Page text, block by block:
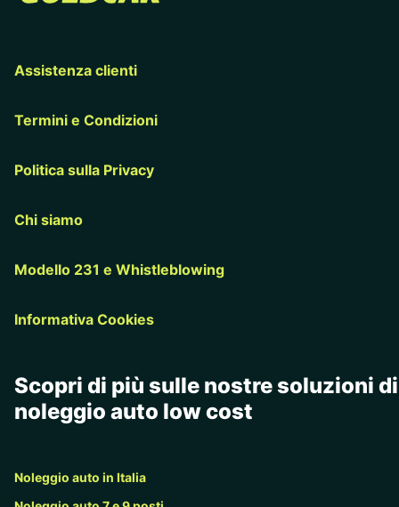
Assistenza clienti
Termini e Condizioni
Politica sulla Privacy
Chi siamo
Modello 231 e Whistleblowing
Informativa Cookies
Scopri di più sulle nostre soluzioni di
noleggio auto low cost
Noleggio auto in Italia